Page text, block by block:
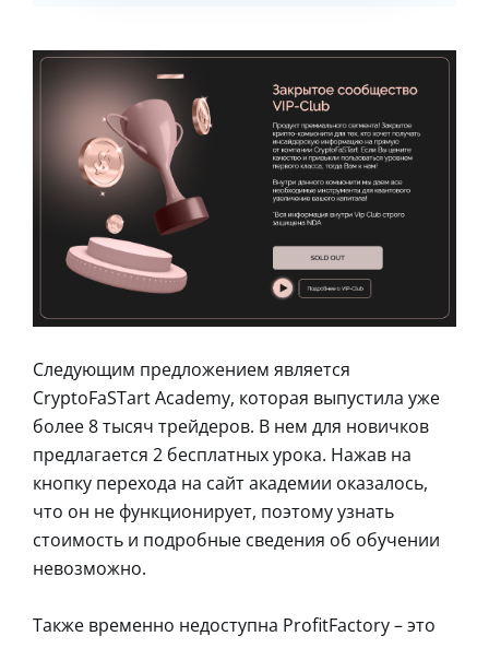
Следующим предложением является
CryptoFaSTart Academy, которая выпустила уже
более 8 тысяч трейдеров. В нем для новичков
предлагается 2 бесплатных урока. Нажав на
кнопку перехода на сайт академии оказалось,
что он не функционирует, поэтому узнать
стоимость и подробные сведения об обучении
невозможно.
Также временно недоступна ProfitFactory – это